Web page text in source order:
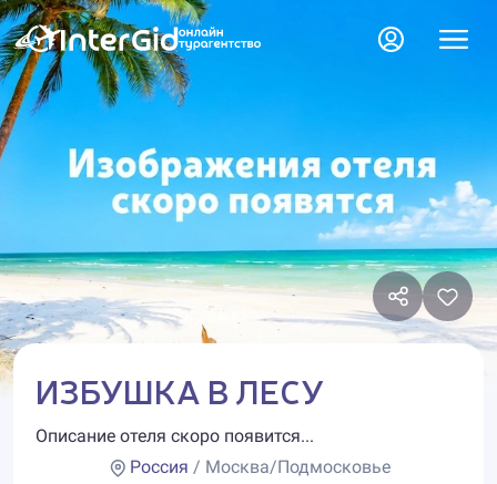
ИЗБУШКА В ЛЕСУ
Описание отеля скоро появится...
Россия / Москва/Подмосковье